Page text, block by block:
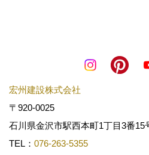
宏州建設株式会社
〒920-0025
石川県金沢市駅西本町1丁目3番
TEL： 076-263-5355